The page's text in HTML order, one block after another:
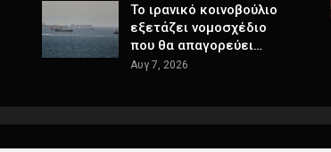
Το ιρανικό κοινοβούλιο
εξετάζει νομοσχέδιο
που θα απαγορεύει…
Αυγ 7, 2026